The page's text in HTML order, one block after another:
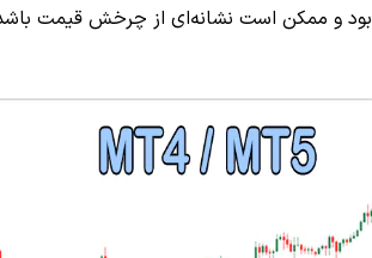
بود و ممکن است نشانه‌ای از چرخش قیمت